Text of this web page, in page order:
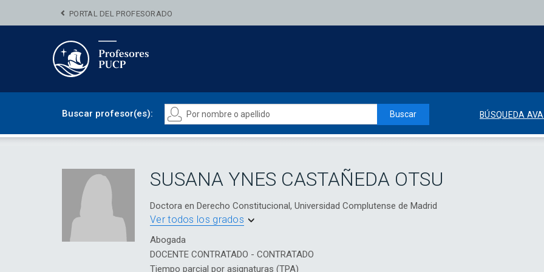
PORTAL DEL PROFESORADO
Buscar profesor(es): Buscar BÚSQUEDA
SUSANA YNES CASTAÑEDA OTSU
Doctora en Derecho Constitucional, Universidad Complutense de Madrid
Ver todos los grados
Abogada
DOCENTE CONTRATADO - CONTRATADO
Tiempo parcial por asignaturas (TPA)